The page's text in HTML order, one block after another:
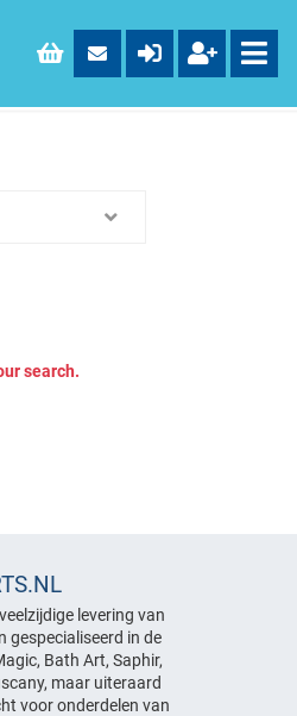
search.
levering van
gespecialiseerd in de
Bath Art, Saphir,
maar uiteraard
voor onderdelen van